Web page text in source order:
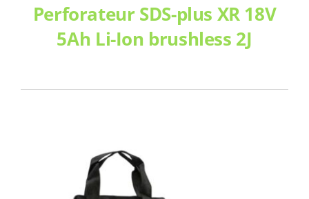
Perforateur SDS-plus XR 18V
5Ah Li-Ion brushless 2J